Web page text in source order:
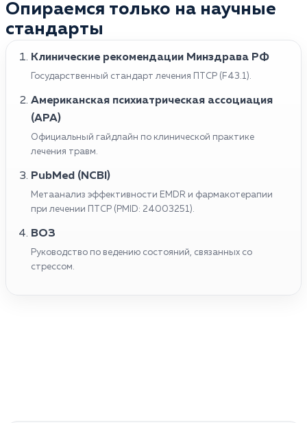
Опираемся только на научные
стандарты
Клинические рекомендации Минздрава РФ
Государственный стандарт лечения ПТСР (F43.1).
Американская психиатрическая ассоциация
(APA)
Официальный гайдлайн по клинической практике
лечения травм.
PubMed (NCBI)
Метаанализ эффективности EMDR и фармакотерапии
при лечении ПТСР (PMID: 24003251).
ВОЗ
Руководство по ведению состояний, связанных со
стрессом.